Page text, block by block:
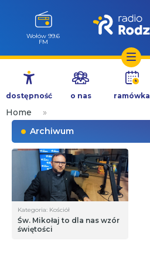
Przejdź
treści
Wołów 99.6
FM
dostępność o nas ramówka
Home
»
Archiwum
Kategoria: Kościół
Św. Mikołaj to dla nas wzór
świętości